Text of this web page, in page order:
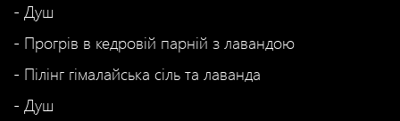
- Душ
- Прогрів в кедровій парній з лавандою
- Пілінг гімалайська сіль та лаванда
- Душ